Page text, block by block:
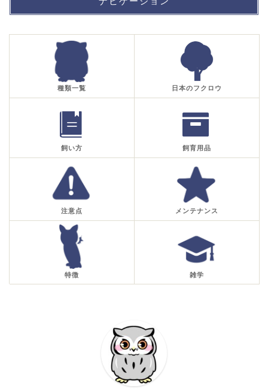
種類一覧 日本のフクロウ
飼い方 飼育用品
注意点 メンテナンス
特徴 雑学